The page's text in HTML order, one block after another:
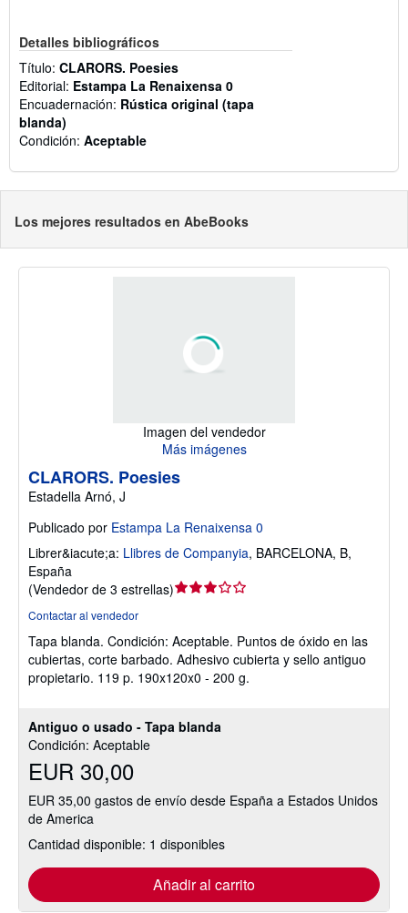
Detalles bibliográficos
Título: CLARORS. Poesies
Editorial: Estampa La Renaixensa 0
Encuadernación: Rústica original (tapa
blanda)
Condición: Aceptable
Los mejores resultados en AbeBooks
Imagen del vendedor
Más imágenes
Antiguo o usado - Tapa blanda
Condición: Aceptable
EUR 30,00
EUR 35,00 gastos de envío desde España a Estados Unidos
de America
Cantidad disponible: 1 disponibles
Añadir al carrito
CLARORS. Poesies
Estadella Arnó, J
Publicado por Estampa La Renaixensa 0
Librer&iacute;a: Llibres de Companyia, BARCELONA, B,
España
(Vendedor de 3 estrellas)Calificación
3
de
5
Contactar al vendedor
Tapa blanda. Condición: Aceptable. Puntos de óxido en las
cubiertas, corte barbado. Adhesivo cubierta y sello antiguo
propietario. 119 p. 190x120x0 - 200 g.